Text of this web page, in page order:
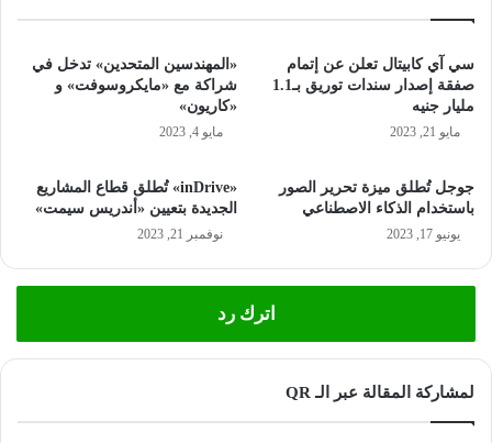
سي آي كابيتال تعلن عن إتمام
صفقة إصدار سندات توريق بـ1.1
مليار جنيه
مايو 21, 2023
«المهندسين المتحدين» تدخل في
شراكة مع «مايكروسوفت» و
«كاريون»
مايو 4, 2023
جوجل تُطلق ميزة تحرير الصور
باستخدام الذكاء الاصطناعي
يونيو 17, 2023
«inDrive» تُطلق قطاع المشاريع
الجديدة بتعيين «أندريس سيمت»
نوفمبر 21, 2023
اترك رد
لمشاركة المقالة عبر الـ QR